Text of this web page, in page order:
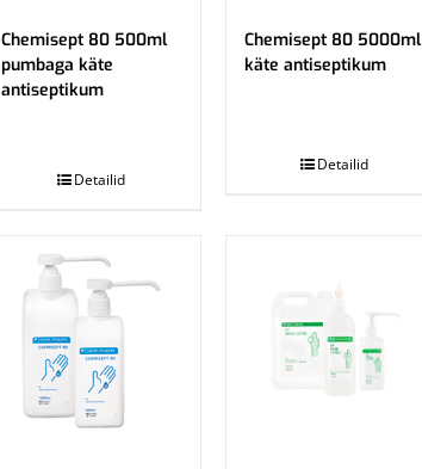
Chemisept 80 500ml
pumbaga käte
antiseptikum
Detailid
Chemisept 80 5000ml
käte antiseptikum
Detailid